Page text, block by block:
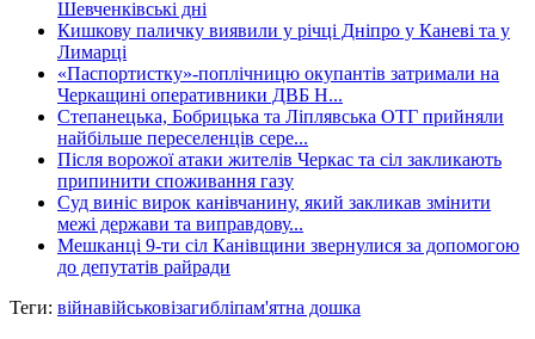
Шевченківські дні
Кишкову паличку виявили у річці Дніпро у Каневі та у
Лимарці
«Паспортистку»-поплічницю окупантів затримали на
Черкащині оперативники ДВБ Н...
Степанецька, Бобрицька та Ліплявська ОТГ прийняли
найбільше переселенців сере...
Після ворожої атаки жителів Черкас та сіл закликають
припинити споживання газу
Суд виніс вирок канівчанину, який закликав змінити
межі держави та виправдову...
Мешканці 9-ти сіл Канівщини звернулися за допомогою
до депутатів райради
Теги: війнавійськовізагибліпам'ятна дошка